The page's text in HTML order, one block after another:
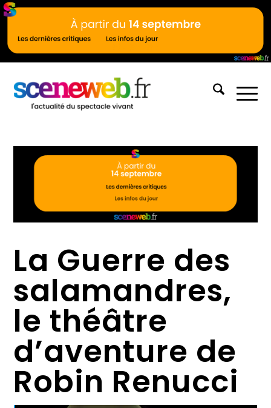
La Guerre des
salamandres,
le théâtre
d’aventure de
Robin Renucci